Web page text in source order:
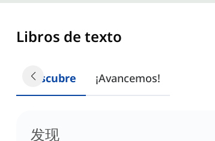
Libros de texto
Descubre ¡Avancemos!
发现